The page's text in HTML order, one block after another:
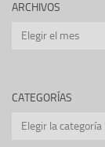
ARCHIVOS
Archivos
CATEGORÍAS
Categorías